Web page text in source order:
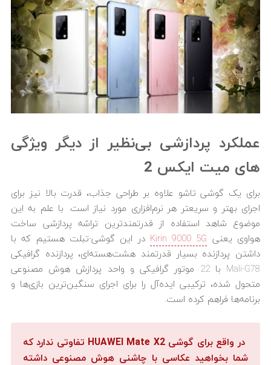
عملکرد پردازشی بی‌نظیر از دیگر ویژگی
های میت ایکس 2
برای یک گوشی تاشو علاوه بر طراحی جذاب، قدرت بالا نیز برای
اجرای بهتر و سریعتر هر نرم‌افزاری مورد نیاز است. با علم به این
موضوع شاهد استفاده از قدرتمندترین تراشه پردازشی ساخت
هواوی یعنی Kirin 9000 5G در این گوشی-تبلت هستیم که با
داشتن پردازنده بسیار قدرتمند هشت‌هسته‌ای، پردازنده گرافیکی
Mali-G78 با 22 موتور گرافیکی و واحد پردازش هوش مصنوعی
متحول شده، ترکیبی ایده‌آل را برای اجرای سنگین‌ترین بازی‌ها و
برنامه‌ها فراهم کرده است.
در واقع برای گوشی HUAWEI Mate X2 تفاوتی ندارد که
شما بخواهید عکاسی با چاشنی هوش مصنوعی داشته